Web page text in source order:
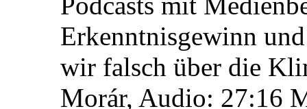
Erkenntnisgewinn
wir falsch über die
Morár, Audio: 27:16